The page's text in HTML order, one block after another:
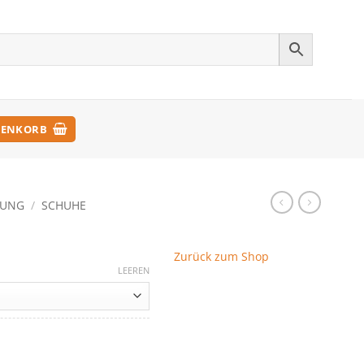
/ SCHUHE
LEEREN
Zurück zum Shop